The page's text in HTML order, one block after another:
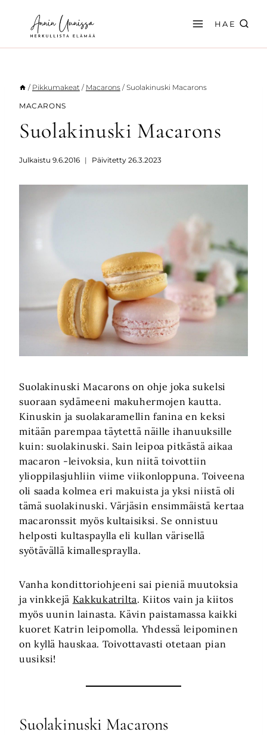
sisältöön
HAE
/ Pikkumakeat / Macarons / Suolakinuski Macarons
MACARONS
Suolakinuski Macarons
Julkaistu 9.6.2016 Päivitetty 26.3.2023
Suolakinuski Macarons on ohje joka sukelsi
suoraan sydämeeni makuhermojen kautta.
Kinuskin ja suolakaramellin fanina en keksi
mitään parempaa täytettä näille ihanuuksille
kuin: suolakinuski. Sain leipoa pitkästä aikaa
macaron -leivoksia, kun niitä toivottiin
ylioppilasjuhliin viime viikonloppuna. Toiveena
oli saada kolmea eri makuista ja yksi niistä oli
tämä suolakinuski. Värjäsin ensimmäistä kertaa
macaronssit myös kultaisiksi. Se onnistuu
helposti kultaspaylla eli kullan värisellä
syötävällä kimallespraylla.
Vanha kondittoriohjeeni sai pieniä muutoksia
ja vinkkejä Kakkukatrilta. Kiitos vain ja kiitos
myös uunin lainasta. Kävin paistamassa kaikki
kuoret Katrin leipomolla. Yhdessä leipominen
on kyllä hauskaa. Toivottavasti otetaan pian
uusiksi!
Suolakinuski Macarons